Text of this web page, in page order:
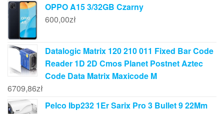
OPPO A15 3/32GB Czarny
600,00zł
Datalogic Matrix 120 210 011 Fixed Bar Code
Reader 1D 2D Cmos Planet Postnet Aztec
Code Data Matrix Maxicode M
6709,86zł
Pelco Ibp232 1Er Sarix Pro 3 Bullet 9 22Mm